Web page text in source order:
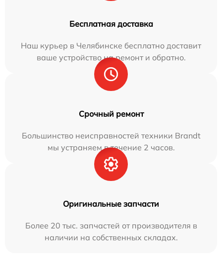
Бесплатная доставка
Наш курьер в Челябинске бесплатно доставит
ваше устройство на ремонт и обратно.
Срочный ремонт
Большинство неисправностей техники Brandt
мы устраняем в течение 2 часов.
Оригинальные запчасти
Более 20 тыс. запчастей от производителя в
наличии на собственных складах.